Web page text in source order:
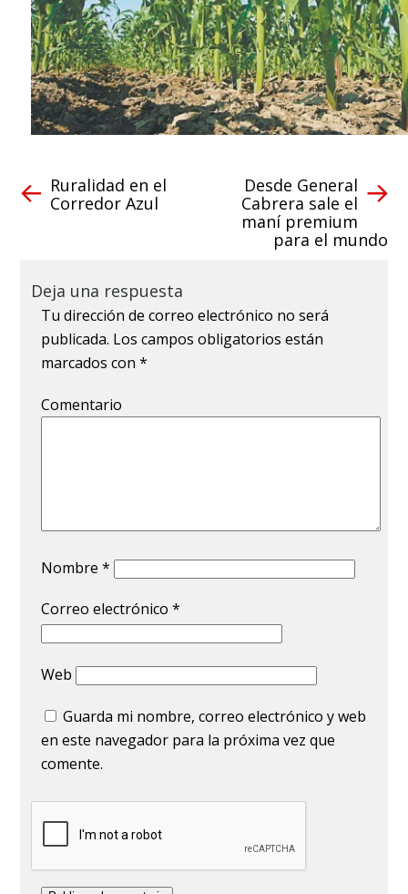
Ruralidad en el
Corredor Azul
Desde General
Cabrera sale el
maní premium
para el mundo
Deja una respuesta
Tu dirección de correo electrónico no será
publicada. Los campos obligatorios están
marcados con*
Comentario
Nombre*
Correo electrónico*
Web
Guarda mi nombre, correo electrónico y web
en este navegador para la próxima vez que
comente.